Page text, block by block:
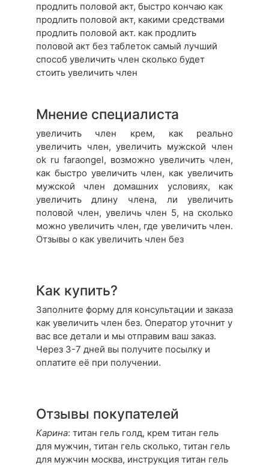
продлить половой акт, быстро кончаю как
продлить половой акт, какими средствами
продлить половой акт. как продлить
половой акт без таблеток самый лучший
способ увеличить член сколько будет
стоить увеличить член
Мнение специалиста
увеличить член крем, как реально
увеличить член, увеличить мужской член
ok ru faraongel, возможно увеличить член,
как быстро увеличить член, как увеличить
мужской член домашних условиях, как
увеличить длину члена, ли увеличить
половой член, увеличь член 5, на сколько
можно увеличить член, где увеличить член.
Отзывы о как увеличить член без
Как купить?
Заполните форму для консультации и заказа
как увеличить член без. Оператор уточнит у
вас все детали и мы отправим ваш заказ.
Через 3-7 дней вы получите посылку и
оплатите её при получении.
Отзывы покупателей
Карина: титан гель голд, крем титан гель
для мужчин, титан гель сколько, титан гель
для мужчин москва, инструкция титан гель